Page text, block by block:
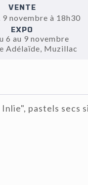
VENTE
9 novembre à 18h30
EXPO
6 au 9 novembre
Adélaïde, Muzillac
pastels secs